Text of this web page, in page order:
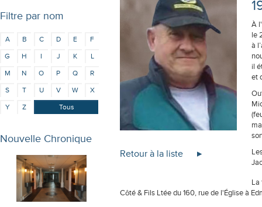
Filtre par nom
A B C D E
F
G
H I J K
L
M
N O P Q
R
S
T U V W
X
Y
Z Tous
Retour à la liste
À
le
à
il
et
La
Côté & Fils Ltée du 160, rue de l'Église à
Nouvelle Chronique